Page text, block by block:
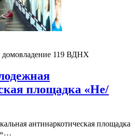
119 ВДНХ
площадка «Не/
антинаркотическая площадка